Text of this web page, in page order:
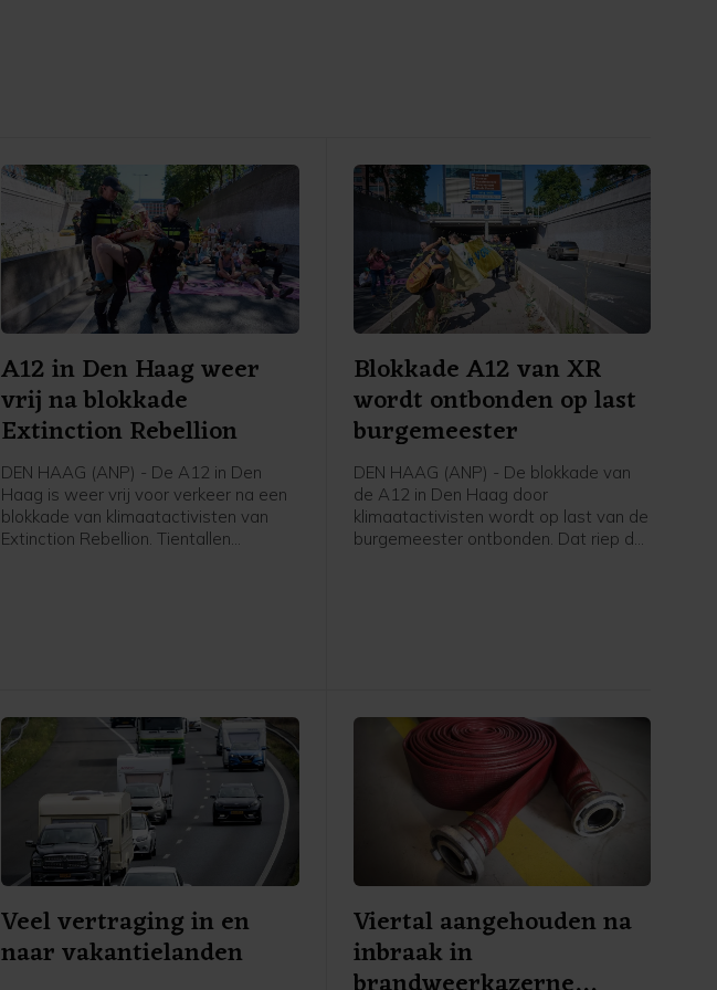
A12 in Den Haag weer
vrij na blokkade
Extinction Rebellion
DEN HAAG (ANP) - De A12 in Den
Haag is weer vrij voor verkeer na een
blokkade van klimaatactivisten van
Extinction Rebellion. Tientallen
politiewoordvoerder.
Blokkade A12 van XR
wordt ontbonden op last
burgemeester
DEN HAAG (ANP) - De blokkade van
de A12 in Den Haag door
klimaatactivisten wordt op last van de
burgemeester ontbonden. Dat riep de
Veel vertraging in en
naar vakantielanden
Viertal aangehouden na
inbraak in